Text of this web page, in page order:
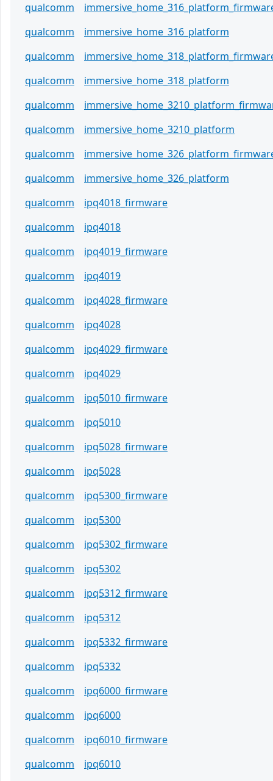
qualcomm
qualcomm
immersive_home_316_platform
qualcomm
qualcomm
immersive_home_318_platform
qualcomm
qualcomm
immersive_home_3210_platform
qualcomm
qualcomm
immersive_home_326_platform
qualcomm
ipq4018_firmware
qualcomm
ipq4018
qualcomm
ipq4019_firmware
qualcomm
ipq4019
qualcomm
ipq4028_firmware
qualcomm
ipq4028
qualcomm
ipq4029_firmware
qualcomm
ipq4029
qualcomm
ipq5010_firmware
qualcomm
ipq5010
qualcomm
ipq5028_firmware
qualcomm
ipq5028
qualcomm
ipq5300_firmware
qualcomm
ipq5300
qualcomm
ipq5302_firmware
qualcomm
ipq5302
qualcomm
ipq5312_firmware
qualcomm
ipq5312
qualcomm
ipq5332_firmware
qualcomm
ipq5332
qualcomm
ipq6000_firmware
qualcomm
ipq6000
qualcomm
ipq6010_firmware
qualcomm
ipq6010